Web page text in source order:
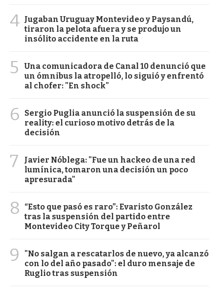
4 Jugaban Uruguay Montevideo y Paysandú,
tiraron la pelota afuera y se produjo un
insólito accidente en la ruta
5
Una comunicadora de Canal 10 denunció que
un ómnibus la atropelló, lo siguió y enfrentó
al chofer: "En shock"
6
Sergio Puglia anunció la suspensión de su
reality: el curioso motivo detrás de la
decisión
7
Javier Nóblega: "Fue un hackeo de una red
lumínica, tomaron una decisión un poco
apresurada"
8
“Esto que pasó es raro”: Evaristo González
tras la suspensión del partido entre
Montevideo City Torque y Peñarol
9
"No salgan a rescatarlos de nuevo, ya alcanzó
con lo del año pasado": el duro mensaje de
Ruglio tras suspensión